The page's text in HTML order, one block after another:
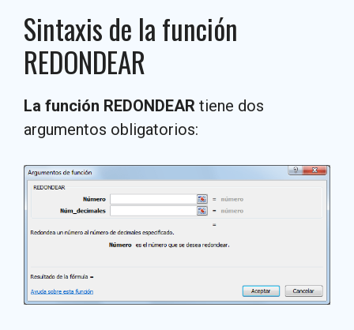
Sintaxis de la función
REDONDEAR
La función REDONDEAR tiene dos
argumentos obligatorios: